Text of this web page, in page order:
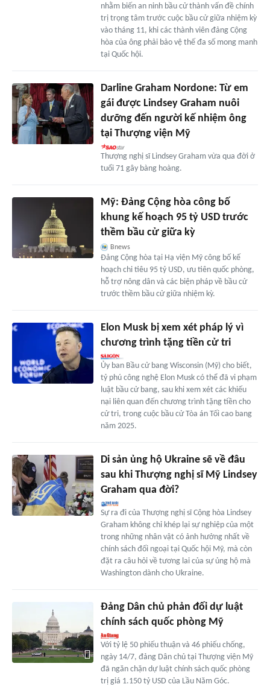
nhằm biến an ninh bầu cử thành vấn đề chính
trị trọng tâm trước cuộc bầu cử giữa nhiệm kỳ
vào tháng 11, khi các thành viên đảng Cộng
hòa của ông phải bảo vệ thế đa số mong manh
tại Quốc hội.
Darline Graham Nordone: Từ em
gái được Lindsey Graham nuôi
dưỡng đến người kế nhiệm ông
tại Thượng viện Mỹ
Thượng nghị sĩ Lindsey Graham vừa qua đời ở
tuổi 71 gây bàng hoàng.
Mỹ: Đảng Cộng hòa công bố
khung kế hoạch 95 tỷ USD trước
thềm bầu cử giữa kỳ
Bnews
Đảng Cộng hòa tại Hạ viện Mỹ công bố kế
hoạch chi tiêu 95 tỷ USD, ưu tiên quốc phòng,
hỗ trợ nông dân và các biện pháp về bầu cử
trước thềm bầu cử giữa nhiệm kỳ.
Elon Musk bị xem xét pháp lý vì
chương trình tặng tiền cử tri
Ủy ban Bầu cử bang Wisconsin (Mỹ) cho biết,
tỷ phú công nghệ Elon Musk có thể đã vi phạm
luật bầu cử bang, sau khi xem xét các khiếu
nại liên quan đến chương trình tặng tiền cho
cử tri, trong cuộc bầu cử Tòa án Tối cao bang
năm 2025.
Di sản ủng hộ Ukraine sẽ về đâu
sau khi Thượng nghị sĩ Mỹ Lindsey
Graham qua đời?
Sự ra đi của Thượng nghị sĩ Cộng hòa Lindsey
Graham không chỉ khép lại sự nghiệp của một
trong những nhân vật có ảnh hưởng nhất về
chính sách đối ngoại tại Quốc hội Mỹ, mà còn
đặt ra câu hỏi về tương lai của sự ủng hộ mà
Washington dành cho Ukraine.
Đảng Dân chủ phản đối dự luật
chính sách quốc phòng Mỹ
Với tỷ lệ 50 phiếu thuận và 46 phiếu chống,
ngày 14/7, đảng Dân chủ tại Thượng viện Mỹ
đã ngăn chặn dự luật chính sách quốc phòng
trị giá 1.150 tỷ USD của Lầu Năm Góc.